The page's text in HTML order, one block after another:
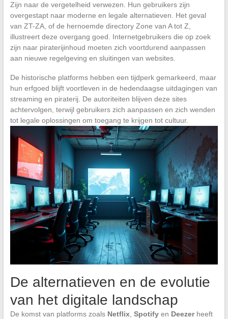
Zijn naar de vergetelheid verwezen. Hun gebruikers zijn
overgestapt naar moderne en legale alternatieven. Het geval
van ZT-ZA, of de hernoemde directory Zone van A tot Z,
illustreert deze overgang goed. Internetgebruikers die op zoek
zijn naar piraterijinhoud moeten zich voortdurend aanpassen
aan nieuwe regelgeving en sluitingen van websites.
De historische platforms hebben een tijdperk gemarkeerd, maar
hun erfgoed blijft voortleven in de hedendaagse uitdagingen van
streaming en piraterij. De autoriteiten blijven deze sites
achtervolgen, terwijl gebruikers zich aanpassen en zich wenden
tot legale oplossingen om toegang te krijgen tot cultuur.
De alternatieven en de evolutie
van het digitale landschap
De komst van platforms zoals Netflix, Spotifyen Deezerheeft